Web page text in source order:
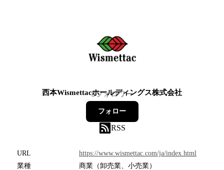
西本Wismettacホールディングス株式会社
5フォロワー
フォロー
RSS
URL
https://www.wismettac.com/ja/index.html
業種
商業（卸売業、小売業）